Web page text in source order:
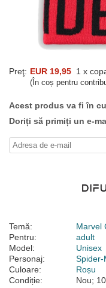
Preţ: EUR 19,95 1 x
(În coș pentru
Acest produs va fi în
Doriți să primiți un e-
Temă:
Marvel
Pentru:
adult
Model:
Unisex
Personaj:
Spider-
Culoare:
Roșu
Condiție:
Nou;